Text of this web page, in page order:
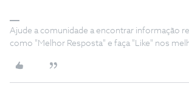
Ajude a comunidade a encontrar informação
como "Melhor Resposta" e faça "Like" nos